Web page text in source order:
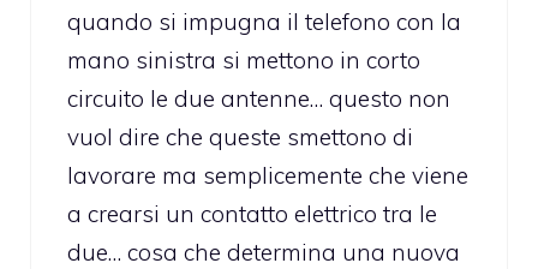
quando si impugna il telefono con la
mano sinistra si mettono in corto
circuito le due antenne… questo non
vuol dire che queste smettono di
lavorare ma semplicemente che viene
a crearsi un contatto elettrico tra le
due… cosa che determina una nuova